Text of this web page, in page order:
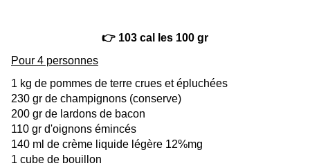
👉 103 cal les 100 gr
Pour 4 personnes
1 kg de pommes de terre crues et épluchées
230 gr de champignons (conserve)
200 gr de lardons de bacon
110 gr d'oignons émincés
140 ml de crème liquide légère 12%mg
1 cube de bouillon